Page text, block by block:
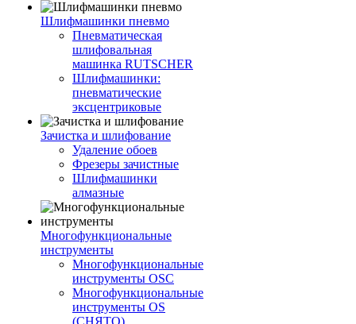
Шлифмашинки пневмо
Пневматическая
шлифовальная
машинка RUTSCHER
Шлифмашинки:
пневматические
эксцентриковые
Зачистка и шлифование
Удаление обоев
Фрезеры зачистные
Шлифмашинки
алмазные
Многофункциональные
инструменты
Многофункциональные
инструменты OSC
Многофункциональные
инструменты OS
(СНЯТО)